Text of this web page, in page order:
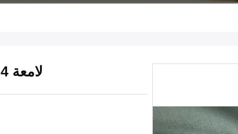
لامعة 4 طريقة تمتد نسيج البوليستر دنة للبيكيني